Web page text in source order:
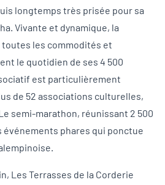
longtemps très prisée pour sa
Vivante et dynamique, la
les commodités et
le quotidien de ses 4 500
est particulièrement
de 52 associations culturelles,
semi-marathon, réunissant 2 500
phares qui ponctue
Les Terrasses de la Corderie